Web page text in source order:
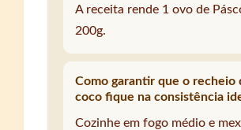
A receita rende 1 ovo de
200g.
Como garantir que o recheio
coco fique na consistência
Cozinhe em fogo médio e